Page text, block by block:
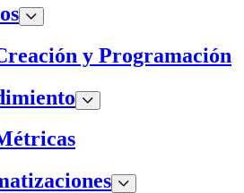
y Programación